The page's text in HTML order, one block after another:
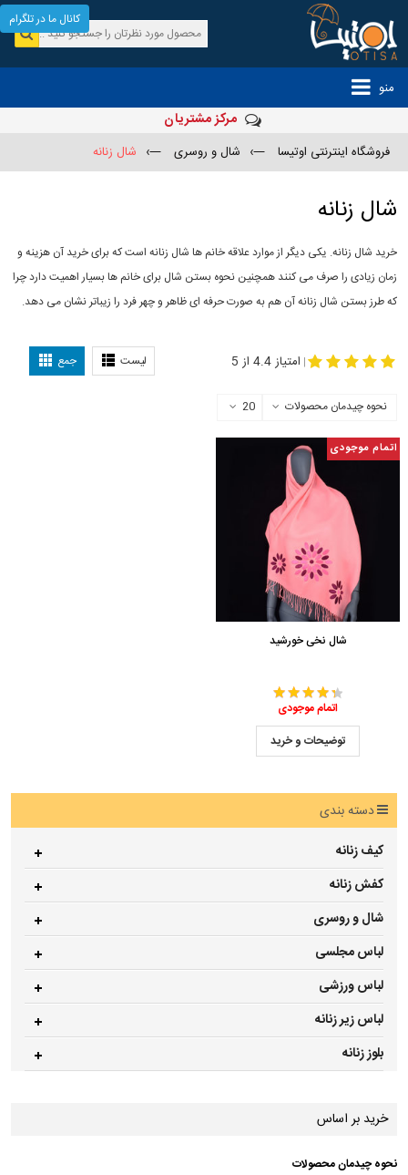
منو
مرکز مشتریان
فروشگاه اینترنتی اوتیسا —› شال و روسری —› شال زنانه
شال زنانه
خرید شال زنانه. یکی دیگر از موارد علاقه خانم ها شال زنانه است که برای خرید آن هزینه و
زمان زیادی را صرف می کنند همچنین نحوه بستن شال برای خانم ها بسیار اهمیت دارد چرا
که طرز بستن شال زنانه آن هم به صورت حرفه ای ظاهر و چهر فرد را زیباتر نشان می دهد.
لیست جمع | امتیاز 4.4 از 5
نحوه چیدمان محصولات 20
اتمام موجودی
شال نخی خورشید
اتمام موجودی
توضیحات و خرید
دسته بندی
کیف زنانه
کفش زنانه
شال و روسری
لباس مجلسی
لباس ورزشی
لباس زیر زنانه
بلوز زنانه
خرید بر اساس
نحوه چیدمان محصولات
کانال ما در تلگرام